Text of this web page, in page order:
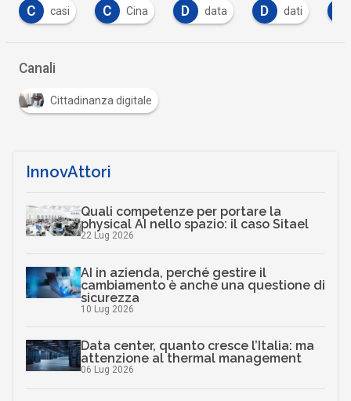
C Cina D data D dati D destinazioni
Canali
Cittadinanza digitale
InnovAttori
Quali competenze per portare la
physical AI nello spazio: il caso Sitael
22 Lug 2026
AI in azienda, perché gestire il
cambiamento è anche una questione di
sicurezza
10 Lug 2026
Data center, quanto cresce l’Italia: ma
attenzione al thermal management
06 Lug 2026